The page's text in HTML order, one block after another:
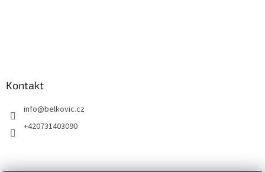
Kontakt
info@belkovic.cz
+420731403090